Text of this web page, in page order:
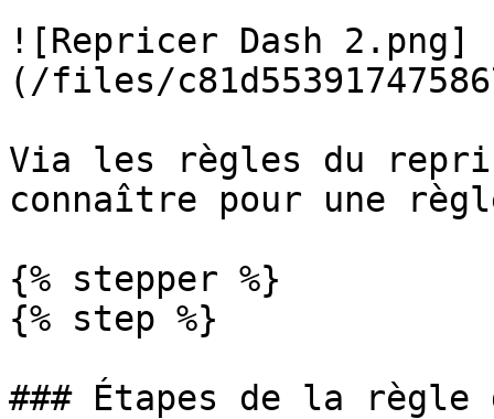
![Repricer Dash 2.png]
(/files/
Via les règles du
connaître pour une
{% stepper %}
{% step %}
### Étapes de la